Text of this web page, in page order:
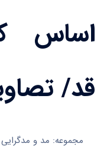
اساس
قد/
مجموعه: مد و مدگرایی